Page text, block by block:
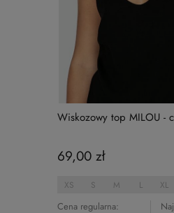
Wiskozowy top MILOU -
69,00 zł
Cena regularna:
XS S M L XL